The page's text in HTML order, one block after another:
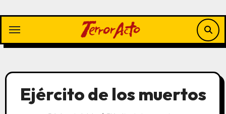
contenido
Ejército de los muertos